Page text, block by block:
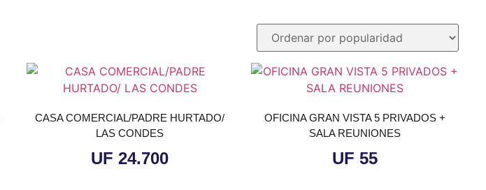
CASA COMERCIAL/PADRE HURTADO/
LAS CONDES
UF 24.700
OFICINA GRAN VISTA 5 PRIVADOS +
SALA REUNIONES
UF 55